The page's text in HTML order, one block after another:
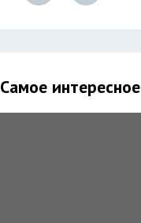
Самое интересное